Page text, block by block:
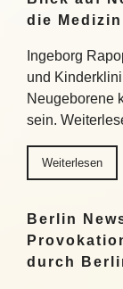
die Medizin
Ingeborg
und
Neugeborene
sein.
Weiterlesen
Berlin
durch